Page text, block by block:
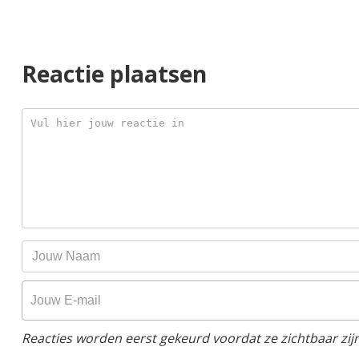
Reactie plaatsen
Reacties worden eerst gekeurd voordat ze zichtbaar